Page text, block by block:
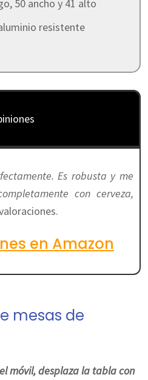
50 ancho y 41 alto
resistente
Es robusta y me
con cerveza,
en Amazon
mesas de
móvil, desplaza la tabla con